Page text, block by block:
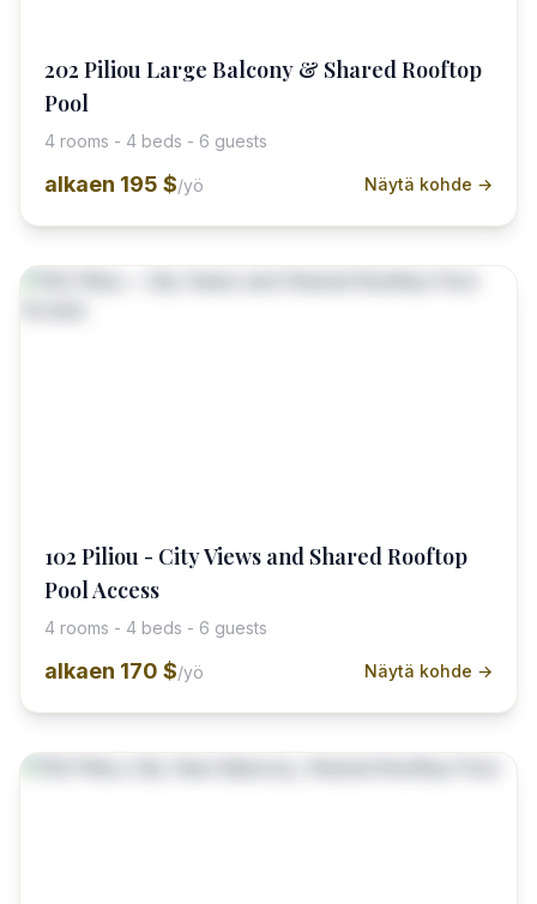
202 Piliou Large Balcony & Shared Rooftop
Pool
4 rooms - 4 beds - 6 guests
alkaen 195 $/yö Näytä kohde →
102 Piliou - City Views and Shared Rooftop
Pool Access
4 rooms - 4 beds - 6 guests
alkaen 170 $/yö Näytä kohde →